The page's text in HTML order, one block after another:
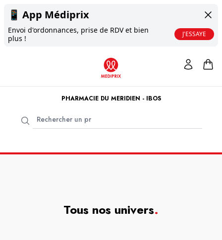
📱 App Médiprix
Envoi d'ordonnances, prise de RDV et bien
plus !
J'ESSAYE
PHARMACIE DU MERIDIEN - IBOS
Tous nos univers.